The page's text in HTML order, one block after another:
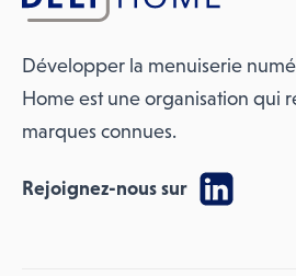
Développer la menuiserie
Home est une organisation qui
marques connues.
Rejoignez-nous sur